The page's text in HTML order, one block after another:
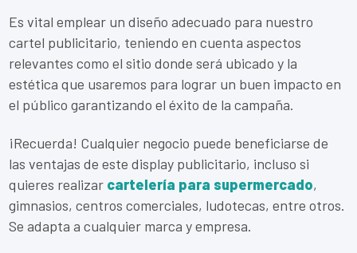
Es vital emplear un diseño adecuado para nuestro
cartel publicitario, teniendo en cuenta aspectos
relevantes como el sitio donde será ubicado y la
estética que usaremos para lograr un buen impacto en
el público garantizando el éxito de la campaña.
¡Recuerda! Cualquier negocio puede beneficiarse de
las ventajas de este display publicitario, incluso si
quieres realizar cartelería para supermercado,
gimnasios, centros comerciales, ludotecas, entre otros.
Se adapta a cualquier marca y empresa.